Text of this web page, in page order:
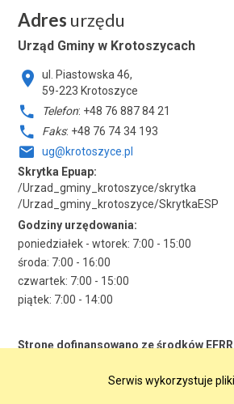
Adres urzędu
Urząd Gminy w Krotoszycach
ul. Piastowska 46,
59-223 Krotoszyce
Telefon: +48 76 887 84 21
Faks: +48 76 74 34 193
ug@krotoszyce.pl
Skrytka Epuap:
/Urzad_gminy_krotoszyce/skrytka
/Urzad_gminy_krotoszyce/SkrytkaESP
Godziny urzędowania:
poniedziałek - wtorek: 7:00 - 15:00
środa: 7:00 - 16:00
czwartek: 7:00 - 15:00
piątek: 7:00 - 14:00
Stronę dofinansowano ze środków
Serwis wykorzystuje